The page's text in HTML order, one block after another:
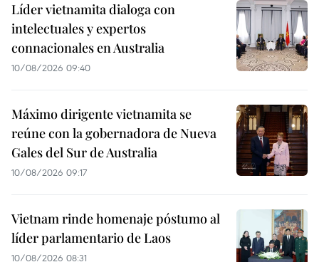
Líder vietnamita dialoga con
intelectuales y expertos
connacionales en Australia
10/08/2026 09:40
Máximo dirigente vietnamita se
reúne con la gobernadora de Nueva
Gales del Sur de Australia
10/08/2026 09:17
Vietnam rinde homenaje póstumo al
líder parlamentario de Laos
10/08/2026 08:31